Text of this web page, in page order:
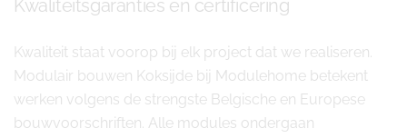
Kwaliteitsgaranties en certificering
Kwaliteit staat voorop bij elk project dat we realiseren.
Modulair bouwen Koksijde bij Modulehome betekent
werken volgens de strengste Belgische en Europese
bouwvoorschriften. Alle modules ondergaan